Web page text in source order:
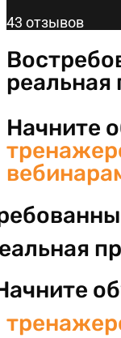
43 отзывов
реальная
Начните